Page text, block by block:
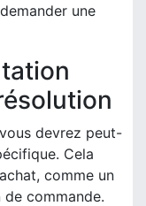
une
devrez peut-
Cela
comme un
commande.